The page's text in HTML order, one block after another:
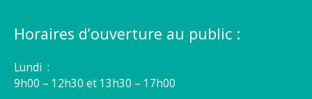
Horaires d’ouverture au public :
Lundi :
9h00 – 12h30 et 13h30 – 17h00